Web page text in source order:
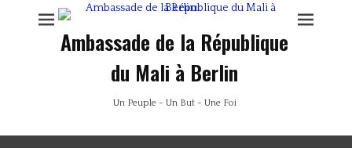
Ambassade de la République
du Mali à Berlin
Un Peuple - Un But - Une Foi